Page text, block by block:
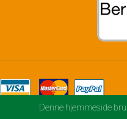
Denne hjemmeside
© football-